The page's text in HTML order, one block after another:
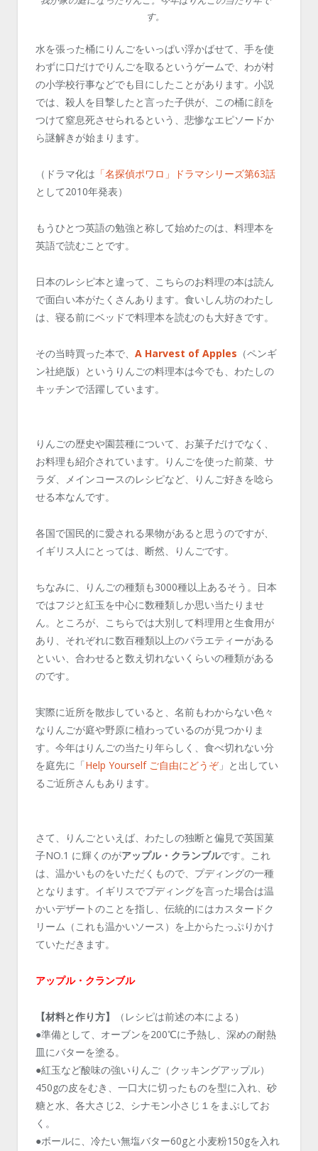
す。
水を張った桶にりんごをいっぱい浮かばせて、手を使
わずに口だけでりんごを取るというゲームで、わが村
の小学校行事などでも目にしたことがあります。小説
では、殺人を目撃したと言った子供が、この桶に顔を
つけて窒息死させられるという、悲惨なエピソードか
ら謎解きが始まります。
（ドラマ化は 「名探偵ポワロ」ドラマシリーズ第63話
として2010年発表）
もうひとつ英語の勉強と称して始めたのは、料理本を
英語で読むことです。
日本のレシピ本と違って、こちらのお料理の本は読ん
で面白い本がたくさんあります。食いしん坊のわたし
は、寝る前にベッドで料理本を読むのも大好きです。
その当時買った本で、 A Harvest of Apples （ペンギ
ン社絶版）というりんごの料理本は今でも、わたしの
キッチンで活躍しています。
りんごの歴史や園芸種について、お菓子だけでなく、
お料理も紹介されています。りんごを使った前菜、サ
ラダ、メインコースのレシピなど、りんご好きを唸ら
せる本なんです。
各国で国民的に愛される果物があると思うのですが、
イギリス人にとっては、断然、りんごです。
ちなみに、りんごの種類も3000種以上あるそう。日本
ではフジと紅玉を中心に数種類しか思い当たりませ
ん。ところが、こちらでは大別して料理用と生食用が
あり、それぞれに数百種類以上のバラエティーがある
といい、合わせると数え切れないくらいの種類がある
のです。
実際に近所を散歩していると、名前もわからない色々
なりんごが庭や野原に植わっているのが見つかりま
す。今年はりんごの当たり年らしく、食べ切れない分
を庭先に「Help Yourself ご自由にどうぞ」と出してい
るご近所さんもあります。
さて、りんごといえば、わたしの独断と偏見で英国菓
子NO.1 に輝くのがアップル・クランブルです。これ
は、温かいものをいただくもので、プディングの一種
となります。イギリスでプディングを言った場合は温
かいデザートのことを指し、伝統的にはカスタードク
リーム（これも温かいソース）を上からたっぷりかけ
ていただきます。
アップル・クランブル
【材料と作り方】
（レシピは前述の本による）
●準備として、オーブンを200℃に予熱し、深めの耐熱
皿にバターを塗る。
●紅玉など酸味の強いりんご（クッキングアップル）
450gの皮をむき、一口大に切ったものを型に入れ、砂
糖と水、各大さじ2、シナモン小さじ１をまぶしてお
く。
●ボールに、冷たい無塩バター60gと小麦粉150gを入れ